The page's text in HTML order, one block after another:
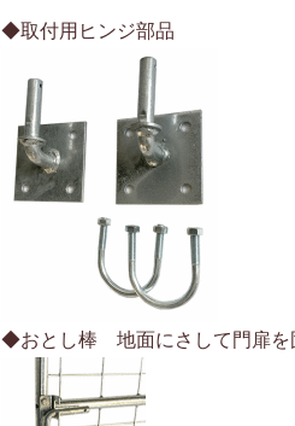
◆取付用ヒンジ部品
◆おとし棒 地面にさして門扉を